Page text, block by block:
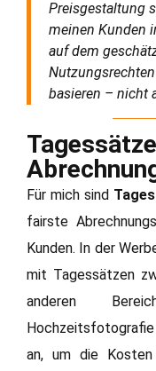
Preisgestaltung
meinen Kunden
auf dem
basieren – nicht
Für mich sind
fairste
Kunden. In der
mit Tagessätzen
anderen
an, um die